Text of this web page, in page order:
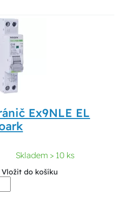
Ex9NLE EL
Skladem > 10 ks
Vložit do košíku